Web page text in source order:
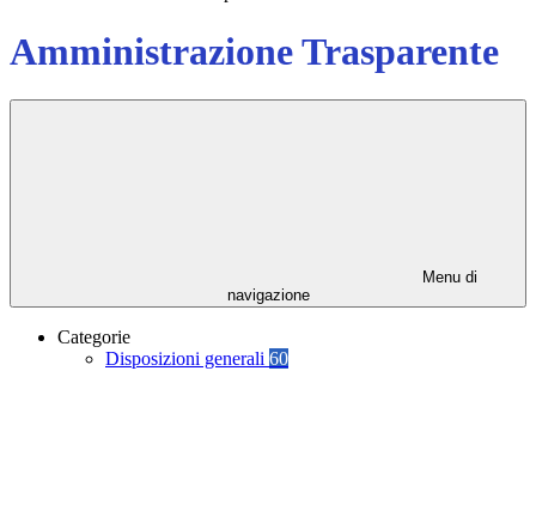
Amministrazione Trasparente
Menu di
navigazione
Categorie
Disposizioni generali 60